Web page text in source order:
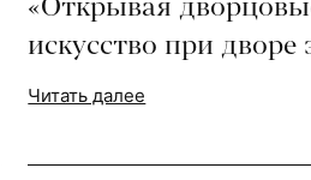
искусство при
Читать далее